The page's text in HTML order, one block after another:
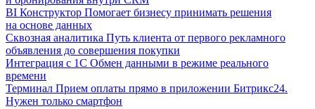
BI Конструктор Помогает бизнесу принимать решения
на основе данных
Сквозная аналитика Путь клиента от первого рекламного
объявления до совершения покупки
Интеграция с 1С Обмен данными в режиме реального
времени
Терминал Прием оплаты прямо в приложении Битрикс24.
Нужен только смартфон